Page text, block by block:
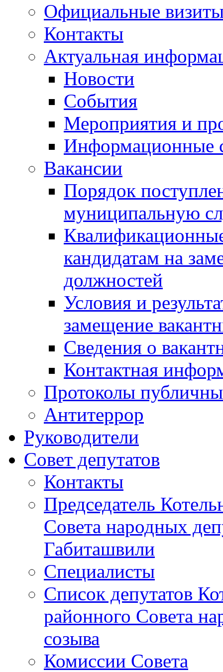
Официальные
Контакты
Актуальная
Новости
События
Мероприятия и
Информационные
Вакансии
Порядок
муниципальную
кандидатам на
должностей
Условия и
замещение
Сведения о
Контактная
Протоколы
Антитеррор
Руководители
Совет депутатов
Контакты
Председатель
Совета народных
Габиташвили
Специалисты
Список депутатов
районного Совета
созыва
Комиссии Совета